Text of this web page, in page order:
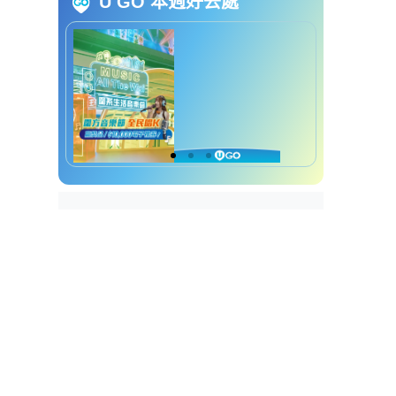
易詳情
入境處提醒長假期過關須避人流
過關文件及求助熱線提醒